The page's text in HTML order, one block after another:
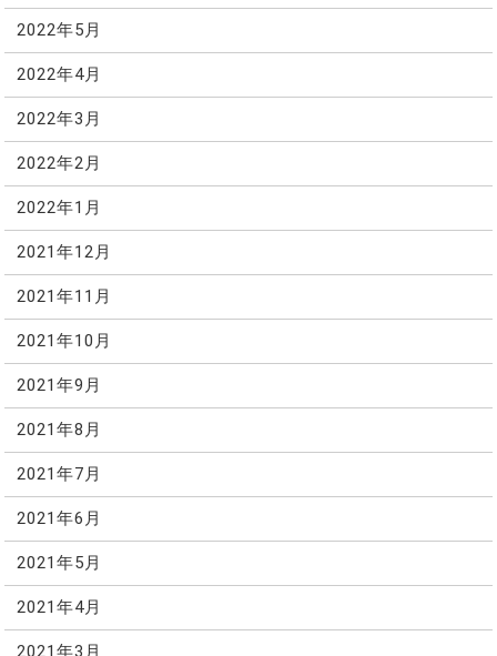
2022年5月
2022年4月
2022年3月
2022年2月
2022年1月
2021年12月
2021年11月
2021年10月
2021年9月
2021年8月
2021年7月
2021年6月
2021年5月
2021年4月
2021年3月